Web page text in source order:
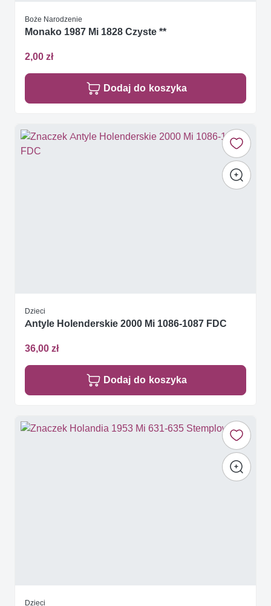
Boże Narodzenie
Monako 1987 Mi 1828 Czyste **
2,00 zł
Dodaj do koszyka
Dzieci
Antyle Holenderskie 2000 Mi 1086-1087 FDC
36,00 zł
Dodaj do koszyka
Dzieci